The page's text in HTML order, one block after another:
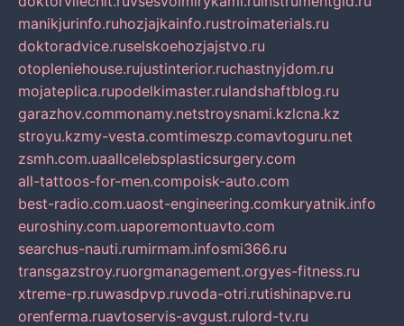
manikjurinfo.ruhozjajkainfo.rustroimaterials.ru
doktoradvice.ruselskoehozjajstvo.ru
otopleniehouse.rujustinterior.ruchastnyjdom.ru
mojateplica.rupodelkimaster.rulandshaftblog.ru
garazhov.commonamy.netstroysnami.kzlcna.kz
stroyu.kzmy-vesta.comtimeszp.comavtoguru.net
zsmh.com.uaallcelebsplasticsurgery.com
all-tattoos-for-men.compoisk-auto.com
best-radio.com.uaost-engineering.comkuryatnik.info
euroshiny.com.uaporemontuavto.com
searchus-nauti.rumirmam.infosmi366.ru
transgazstroy.ruorgmanagement.orgyes-fitness.ru
xtreme-rp.ruwasdpvp.ruvoda-otri.rutishinapve.ru
orenferma.ruavtoservis-avgust.rulord-tv.ru